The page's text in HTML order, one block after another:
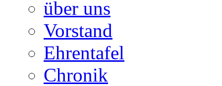
über uns
Vorstand
Ehrentafel
Chronik